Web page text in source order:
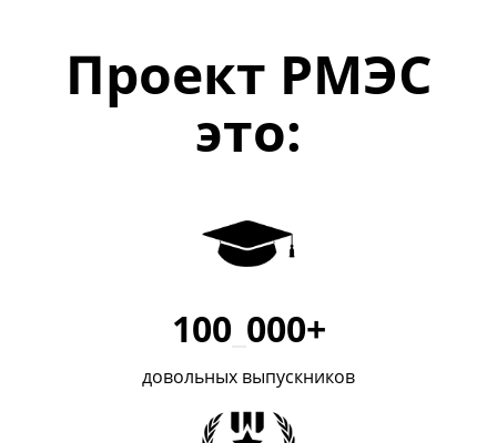
Проект РМЭС
это:
100_ 000+
довольных выпускников